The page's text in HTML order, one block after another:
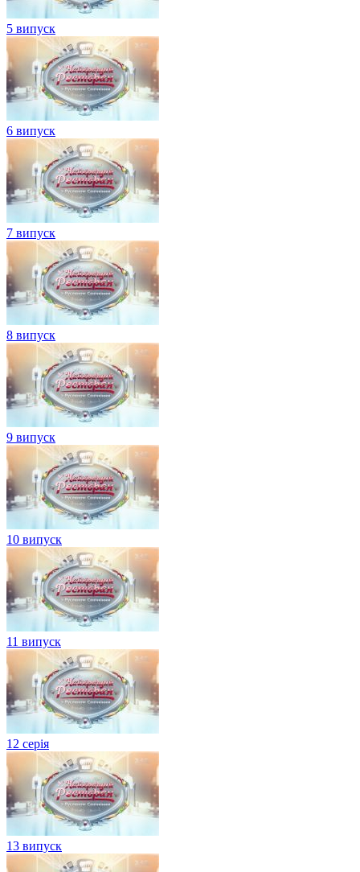
5 випуск
6 випуск
7 випуск
8 випуск
9 випуск
10 випуск
11 випуск
12 серія
13 випуск